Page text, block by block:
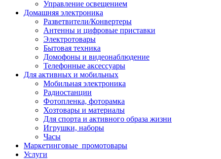
Управление освещением
Домашняя электроника
Разветвители/Конвертеры
Антенны и цифровые приставки
Электротовары
Бытовая техника
Домофоны и видеонаблюдение
Телефонные аксессуары
Для активных и мобильных
Мобильная электроника
Радиостанции
Фотопленка, фоторамка
Хозтовары и материалы
Для спорта и активного образа жизни
Игрушки, наборы
Часы
Маркетинговые_промотовары
Услуги